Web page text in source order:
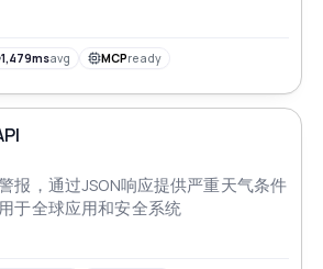
1,479msavg MCPready
报，通过JSON响应提供严重天气条件
于全球应用和安全系统